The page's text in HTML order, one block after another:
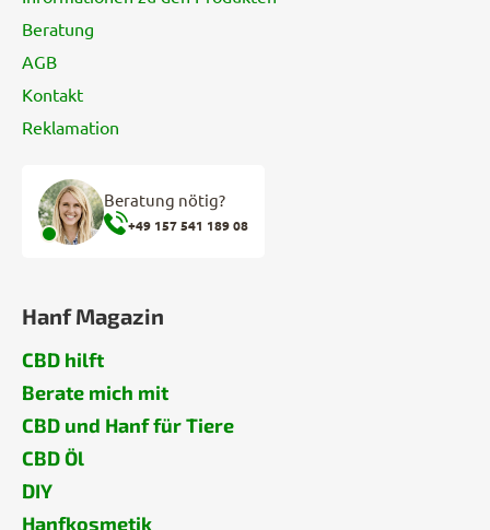
Beratung
AGB
Kontakt
Reklamation
Beratung nötig?
+49 157 541 189 08
Hanf Magazin
CBD hilft
Berate mich mit
CBD und Hanf für Tiere
CBD Öl
DIY
Hanfkosmetik